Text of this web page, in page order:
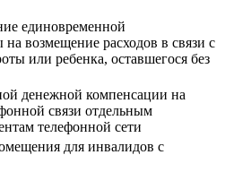
единовременной
возмещение расходов в связи с
или ребенка, оставшегося без
денежной компенсации на
связи отдельным
телефонной сети
для инвалидов с